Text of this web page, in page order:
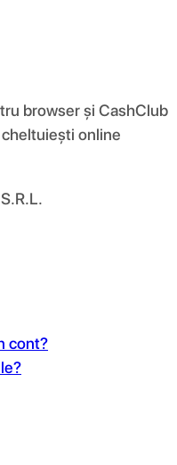
browser și CashClub
online
cont?